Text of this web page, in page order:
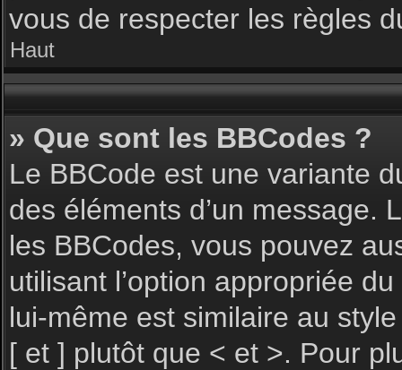
vous de respecter les règles
Haut
» Que sont les BBCodes ?
Le BBCode est une variante
des éléments d’un message.
les BBCodes, vous pouvez
utilisant l’option appropriée
lui-même est similaire au
[ et ] plutôt que < et >. Pour